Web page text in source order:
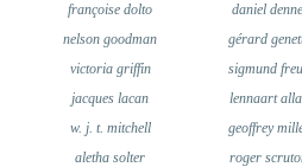
daniel
françoise dolto
gérard
nelson goodman
sigmund
victoria griffin
lennaart
jacques lacan
geoffrey
w. j. t. mitchell
roger
aletha solter